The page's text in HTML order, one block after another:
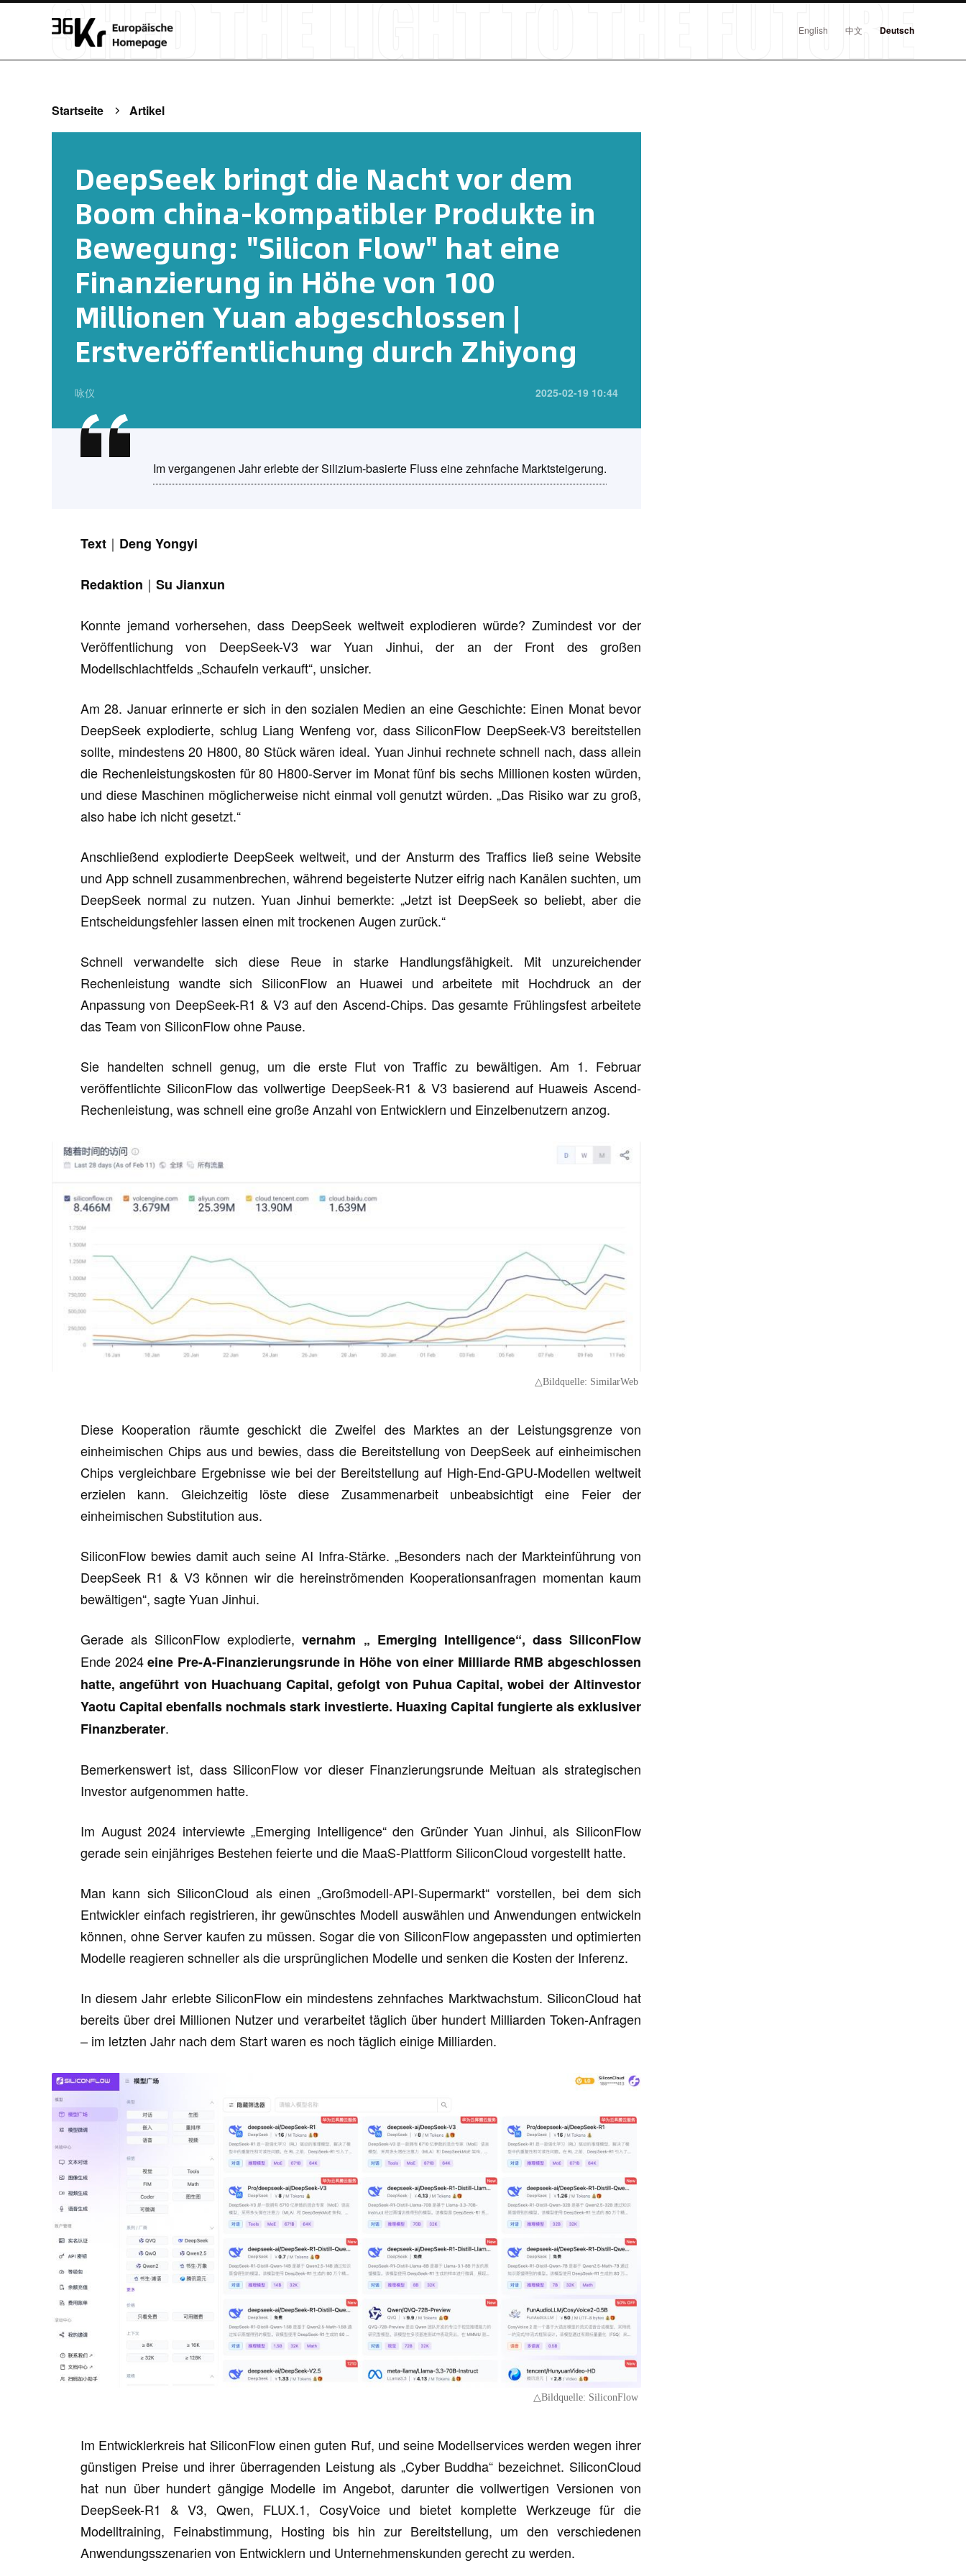
English 中文 Deutsch
Startseite Artikel
DeepSeek bringt die Nacht vor dem
Boom china-kompatibler Produkte in
Bewegung: "Silicon Flow" hat eine
Finanzierung in Höhe von 100
Millionen Yuan abgeschlossen |
Erstveröffentlichung durch Zhiyong
咏仪 2025-02-19 10:44
Im vergangenen Jahr erlebte der Silizium-basierte Fluss eine zehnfache Marktsteigerung.
Text｜Deng Yongyi
Redaktion｜Su Jianxun
Konnte jemand vorhersehen, dass DeepSeek weltweit explodieren würde? Zumindest vor der
Veröffentlichung von DeepSeek-V3 war Yuan Jinhui, der an der Front des großen
Modellschlachtfelds „Schaufeln verkauft“, unsicher.
Am 28. Januar erinnerte er sich in den sozialen Medien an eine Geschichte: Einen Monat bevor
DeepSeek explodierte, schlug Liang Wenfeng vor, dass SiliconFlow DeepSeek-V3 bereitstellen
sollte, mindestens 20 H800, 80 Stück wären ideal. Yuan Jinhui rechnete schnell nach, dass allein
die Rechenleistungskosten für 80 H800-Server im Monat fünf bis sechs Millionen kosten würden,
und diese Maschinen möglicherweise nicht einmal voll genutzt würden. „Das Risiko war zu groß,
also habe ich nicht gesetzt.“
Anschließend explodierte DeepSeek weltweit, und der Ansturm des Traffics ließ seine Website
und App schnell zusammenbrechen, während begeisterte Nutzer eifrig nach Kanälen suchten, um
DeepSeek normal zu nutzen. Yuan Jinhui bemerkte: „Jetzt ist DeepSeek so beliebt, aber die
Entscheidungsfehler lassen einen mit trockenen Augen zurück.“
Schnell verwandelte sich diese Reue in starke Handlungsfähigkeit. Mit unzureichender
Rechenleistung wandte sich SiliconFlow an Huawei und arbeitete mit Hochdruck an der
Anpassung von DeepSeek-R1 & V3 auf den Ascend-Chips. Das gesamte Frühlingsfest arbeitete
das Team von SiliconFlow ohne Pause.
Sie handelten schnell genug, um die erste Flut von Traffic zu bewältigen. Am 1. Februar
veröffentlichte SiliconFlow das vollwertige DeepSeek-R1 & V3 basierend auf Huaweis Ascend-
Rechenleistung, was schnell eine große Anzahl von Entwicklern und Einzelbenutzern anzog.
△Bildquelle: SimilarWeb
Diese Kooperation räumte geschickt die Zweifel des Marktes an der Leistungsgrenze von
einheimischen Chips aus und bewies, dass die Bereitstellung von DeepSeek auf einheimischen
Chips vergleichbare Ergebnisse wie bei der Bereitstellung auf High-End-GPU-Modellen weltweit
erzielen kann. Gleichzeitig löste diese Zusammenarbeit unbeabsichtigt eine Feier der
einheimischen Substitution aus.
SiliconFlow bewies damit auch seine AI Infra-Stärke. „Besonders nach der Markteinführung von
DeepSeek R1 & V3 können wir die hereinströmenden Kooperationsanfragen momentan kaum
bewältigen“, sagte Yuan Jinhui.
Gerade als SiliconFlow explodierte,vernahm „ Emerging Intelligence“, dass SiliconFlow
Ende 2024eine Pre-A-Finanzierungsrunde in Höhe von einer Milliarde RMB abgeschlossen
hatte, angeführt von Huachuang Capital, gefolgt von Puhua Capital, wobei der Altinvestor
Yaotu Capital ebenfalls nochmals stark investierte. Huaxing Capital fungierte als exklusiver
Finanzberater.
Bemerkenswert ist, dass SiliconFlow vor dieser Finanzierungsrunde Meituan als strategischen
Investor aufgenommen hatte.
Im August 2024 interviewte „Emerging Intelligence“ den Gründer Yuan Jinhui, als SiliconFlow
gerade sein einjähriges Bestehen feierte und die MaaS-Plattform SiliconCloud vorgestellt hatte.
Man kann sich SiliconCloud als einen „Großmodell-API-Supermarkt“ vorstellen, bei dem sich
Entwickler einfach registrieren, ihr gewünschtes Modell auswählen und Anwendungen entwickeln
können, ohne Server kaufen zu müssen. Sogar die von SiliconFlow angepassten und optimierten
Modelle reagieren schneller als die ursprünglichen Modelle und senken die Kosten der Inferenz.
In diesem Jahr erlebte SiliconFlow ein mindestens zehnfaches Marktwachstum. SiliconCloud hat
bereits über drei Millionen Nutzer und verarbeitet täglich über hundert Milliarden Token-Anfragen
– im letzten Jahr nach dem Start waren es noch täglich einige Milliarden.
△Bildquelle: SiliconFlow
Im Entwicklerkreis hat SiliconFlow einen guten Ruf, und seine Modellservices werden wegen ihrer
günstigen Preise und ihrer überragenden Leistung als „Cyber Buddha“ bezeichnet. SiliconCloud
hat nun über hundert gängige Modelle im Angebot, darunter die vollwertigen Versionen von
DeepSeek-R1 & V3, Qwen, FLUX.1, CosyVoice und bietet komplette Werkzeuge für die
Modelltraining, Feinabstimmung, Hosting bis hin zur Bereitstellung, um den verschiedenen
Anwendungsszenarien von Entwicklern und Unternehmenskunden gerecht zu werden.